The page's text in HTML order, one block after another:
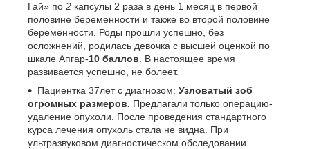
Гай» по 2 капсулы 2 раза в день 1 месяц в первой
половине беременности и также во второй половине
беременности. Роды прошли успешно, без
осложнений, родилась девочка с высшей оценкой по
шкале Апгар-10 баллов . В настоящее время
развивается успешно, не болеет.
Пациентка 37лет с диагнозом: Узловатый зоб
огромных размеров. Предлагали только операцию-
удаление опухоли. После проведения стандартного
курса лечения опухоль стала не видна. При
ультразвуковом диагностическом обследовании